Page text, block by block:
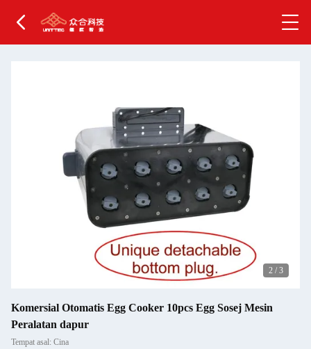
2 / 3
Komersial Otomatis Egg Cooker 10pcs Egg Sosej Mesin
Peralatan dapur
Tempat asal: Cina